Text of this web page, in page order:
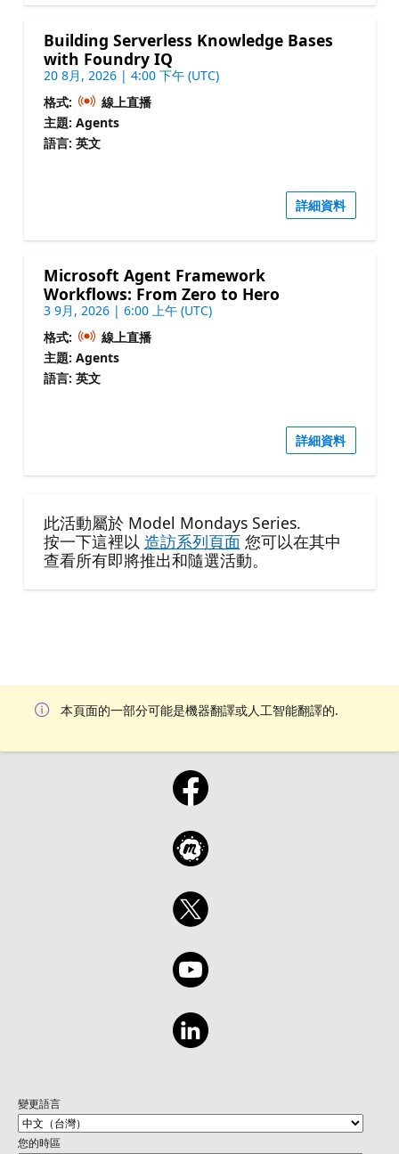
Building Serverless Knowledge Bases
with Foundry IQ
20 8月, 2026 | 4:00 下午 (UTC)
格式:
線上直播
主題: Agents
語言: 英文
詳細資料
Microsoft Agent Framework
Workflows: From Zero to Hero
3 9月, 2026 | 6:00 上午 (UTC)
格式:
線上直播
主題: Agents
語言: 英文
詳細資料
此活動屬於 Model Mondays Series.
按一下這裡以 造訪系列頁面您可以在其中
查看所有即將推出和隨選活動。
本頁面的一部分可能是機器翻譯或人工智能翻譯的.
變更語言
您的時區